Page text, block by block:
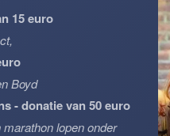
15 euro
Boyd
- donatie van 50 euro
lopen onder